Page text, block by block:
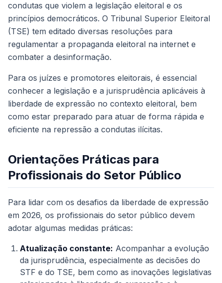
condutas que violem a legislação eleitoral e os
princípios democráticos. O Tribunal Superior Eleitoral
(TSE) tem editado diversas resoluções para
regulamentar a propaganda eleitoral na internet e
combater a desinformação.
Para os juízes e promotores eleitorais, é essencial
conhecer a legislação e a jurisprudência aplicáveis à
liberdade de expressão no contexto eleitoral, bem
como estar preparado para atuar de forma rápida e
eficiente na repressão a condutas ilícitas.
Orientações Práticas para
Profissionais do Setor Público
Para lidar com os desafios da liberdade de expressão
em 2026, os profissionais do setor público devem
adotar algumas medidas práticas:
Atualização constante: Acompanhar a evolução
da jurisprudência, especialmente as decisões do
STF e do TSE, bem como as inovações legislativas